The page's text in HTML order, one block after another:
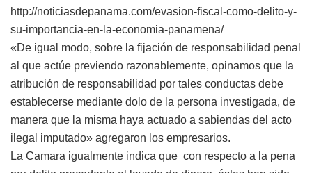
http://noticiasdepanama.com/evasion-fiscal-como-delito-y-
su-importancia-en-la-economia-panamena/
«De igual modo, sobre la fijación de responsabilidad penal
al que actúe previendo razonablemente, opinamos que la
atribución de responsabilidad por tales conductas debe
establecerse mediante dolo de la persona investigada, de
manera que la misma haya actuado a sabiendas del acto
ilegal imputado» agregaron los empresarios.
La Camara igualmente indica que con respecto a la pena